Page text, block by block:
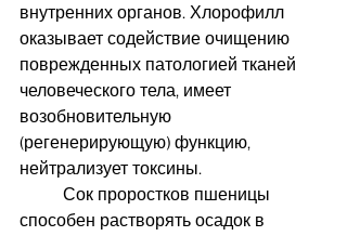
внутренних органов. Хлорофилл
оказывает содействие очищению
поврежденных патологией тканей
человеческого тела, имеет
возобновительную
(регенерирующую) функцию,
нейтрализует токсины.
способен растворять осадок в